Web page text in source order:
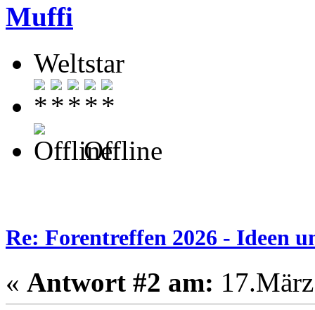
Muffi
Weltstar
Offline
Re: Forentreffen 2026 - Ideen
« Antwort #2 am: